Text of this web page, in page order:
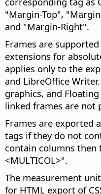
"Margin-Top",
and "Margin-Right".
Frames are supported
extensions for
applies only to the
and LibreOffice
graphics, and
linked frames are not
Frames are exported
tags if they do not
contain columns then
<MULTICOL>".
The measurement
for HTML export of